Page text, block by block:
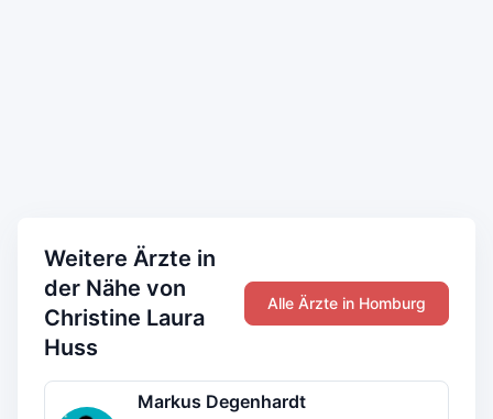
Weitere Ärzte in
der Nähe von
Christine Laura
Huss
Alle Ärzte in Homburg
Markus Degenhardt